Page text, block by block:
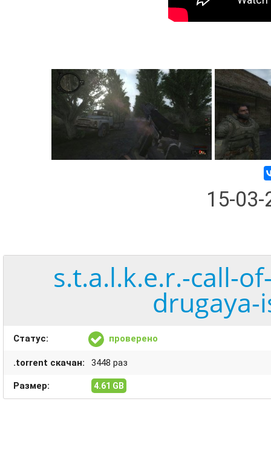
15-
s.t.a.l.k.e.r.-call-
Статус: проверено
.torrent скачан: 3448 раз
Размер: 4.61 GB